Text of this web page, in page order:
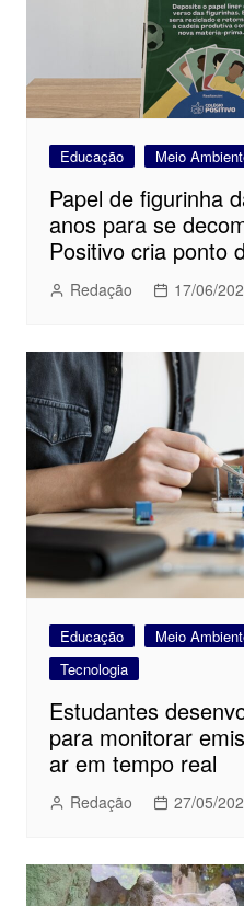
Educação Meio
Papel de figurinha
anos para se
Positivo cria ponto
Redação 17/06/
Educação Meio
Tecnologia
Estudantes
para monitorar
ar em tempo real
Redação 27/05/